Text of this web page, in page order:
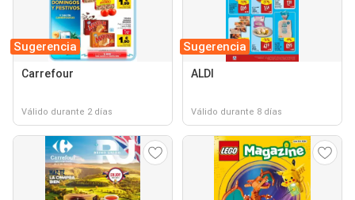
Sugerencia
Carrefour
Válido durante 2 días
Sugerencia
ALDI
Válido durante 8 días